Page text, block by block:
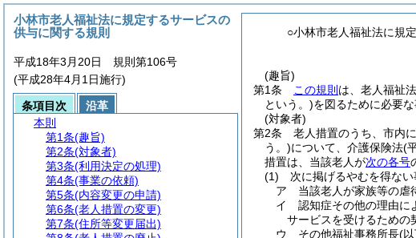
○小林市老人福祉法に規
(趣旨)
第1条
この規則 は、老人福祉法
という。)を図るために必要
(対象者)
第2条
老人措置のうち、市内
う。)について、介護保険法(
措置は、当該老人が次の各号
(1)
次に掲げるやむを得な
ア
当該老人が家族等の虐
イ
認知症その他の理由に
サービスを受けるための
ウ
その他福祉事務所長(
小林市老人福祉法に規定するサービスの
供与に関する規則
平成18年3月20日 規則第106号
(平成28年4月1日施行)
条項目次
沿革
本則
第1条(趣旨)
第2条(対象者)
第3条(利用決定の処理)
第4条(事業の依頼)
第5条(内容変更の申請)
第6条(老人措置の変更)
第7条(住所等変更届出)